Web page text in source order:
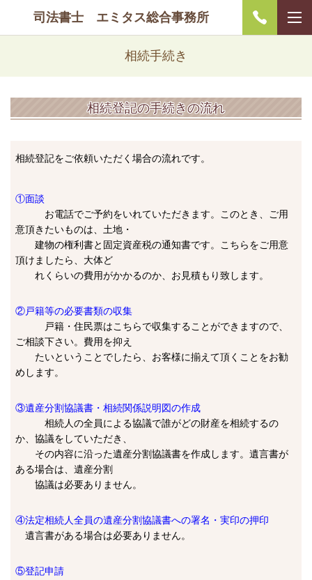
司法書士 エミタス総合事務所
相続手続き
相続登記の手続きの流れ
相続登記をご依頼いただく場合の流れです。
①面談
お電話でご予約をいれていただきます。このとき、ご用
意頂きたいものは、土地・
建物の権利書と固定資産税の通知書です。こちらをご用意
頂けましたら、大体ど
れくらいの費用がかかるのか、お見積もり致します。
②戸籍等の必要書類の収集
戸籍・住民票はこちらで収集することができますので、
ご相談下さい。費用を抑え
たいということでしたら、お客様に揃えて頂くことをお勧
めします。
③遺産分割協議書・相続関係説明図の作成
相続人の全員による協議で誰がどの財産を相続するの
か、協議をしていただき、
その内容に沿った遺産分割協議書を作成します。遺言書が
ある場合は、遺産分割
協議は必要ありません。
④法定相続人全員の遺産分割協議書への署名・実印の押印
遺言書がある場合は必要ありません。
⑤登記申請